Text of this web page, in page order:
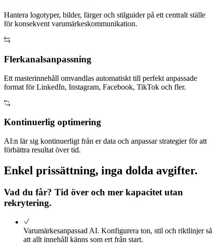
Hantera logotyper, bilder, färger och stilguider på ett centralt ställe
för konsekvent varumärkeskommunikation.
Flerkanalsanpassning
Ett masterinnehåll omvandlas automatiskt till perfekt anpassade
format för LinkedIn, Instagram, Facebook, TikTok och fler.
Kontinuerlig optimering
AI:n lär sig kontinuerligt från er data och anpassar strategier för att
förbättra resultat över tid.
Enkel prissättning, inga dolda avgifter.
Vad du får? Tid över och mer kapacitet utan
rekrytering.
Varumärkesanpassad AI. Konfigurera ton, stil och riktlinjer så
att allt innehåll känns som ert från start.